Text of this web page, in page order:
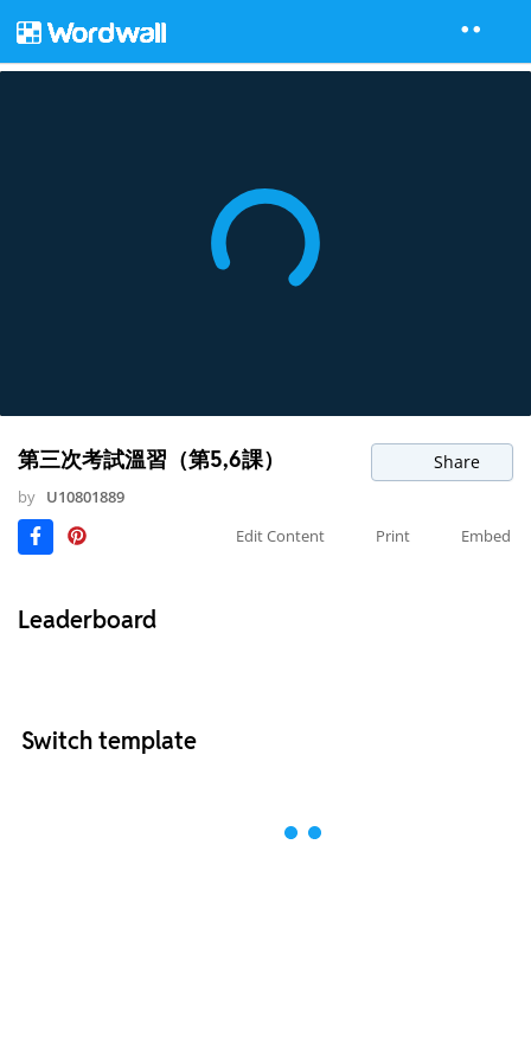
第三次考試溫習（第5,6課） Share
by U10801889
Edit Content
Print Embed
Leaderboard
Switch template